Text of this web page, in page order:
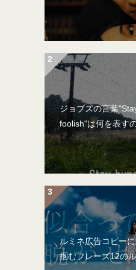
ジョブズの言葉
foolish"は何を表す
ルミネ広告コピー
掴むフレーズ12の